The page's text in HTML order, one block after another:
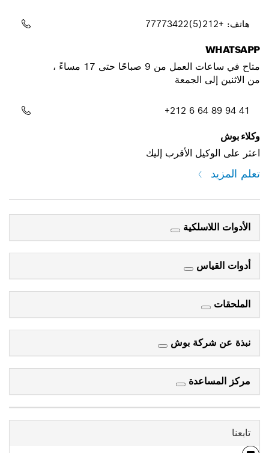
هاتف: +212(5)77773422
WHATSAPP
متاح في ساعات العمل من 9 صباحًا حتى 17 مساءً ،
من الاثنين إلى الجمعة
+212 6 64 89 94 41
وكلاء بوش
اعثر على الوكيل الأقرب إليك
تعلم المزيد
الأدوات اللاسلكية
أدوات القياس
الملحقات
نبذة عن شركة بوش
مركز المساعدة
تابعنا